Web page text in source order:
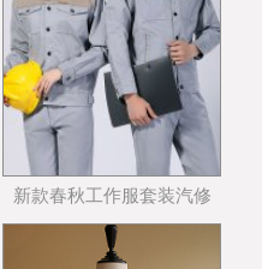
新款春秋工作服套装汽修